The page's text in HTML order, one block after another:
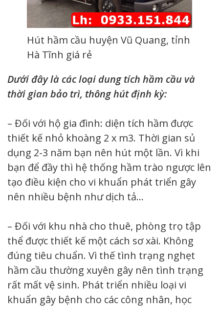
Hút hầm cầu huyện Vũ Quang, tỉnh
Hà Tĩnh giá rẻ
Dưới đây là các loại dung tích hầm cầu và
thời gian bảo trì, thông hút định kỳ:
– Đối với hộ gia đình: diện tích hầm được
thiết kế nhỏ khoàng 2 x m3. Thời gian sủ
dụng 2-3 năm bạn nên hút một lần. Vì khi
bạn để đầy thì hệ thống hầm trào ngược lên
tạo điều kiện cho vi khuẩn phát triển gây
nên nhiều bệnh như dịch tả…
– Đối với khu nhà cho thuê, phòng trọ tập
thể được thiết kế một cách sơ xài. Không
đúng tiêu chuẩn. Vì thế tình trạng nghẹt
hầm cầu thường xuyên gây nên tình trạng
rất mất vệ sinh. Phát triển nhiều loại vi
khuẩn gây bệnh cho các công nhân, học